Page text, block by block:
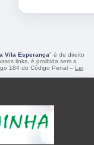
Vila Esperança" é de direito
links, é proibida sem a
184 do Código Penal – Lei